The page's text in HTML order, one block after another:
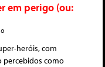
em perigo (ou:
heróis, com
percebidos como